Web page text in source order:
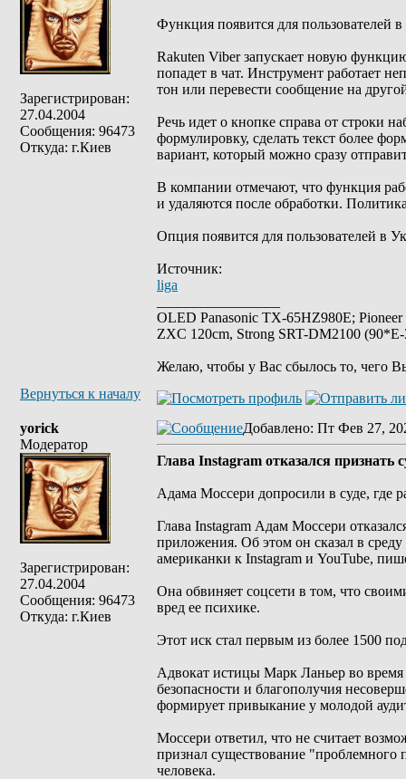
Зарегистрирован:
27.04.2004
Сообщения: 96473
Откуда: г.Киев
Функция появится для пользователей
Rakuten Viber запускает новую
попадет в чат. Инструмент работает
тон или перевести сообщение на
Речь идет о кнопке справа от строки
формулировку, сделать текст более
вариант, который можно сразу
В компании отмечают, что функция
и удаляются после обработки.
Опция появится для пользователей в
Источник:
liga
OLED Panasonic TX-65HZ980E;
ZXC 120cm, Strong SRT-DM2100
Желаю, чтобы у Вас сбылось то, чего
Вернуться к началу
yorick
Модератор
Зарегистрирован:
27.04.2004
Сообщения: 96473
Откуда: г.Киев
Добавлено: Пт Фев 27,
Глава Instagram отказался
Адама Моссери допросили в суде, где
Глава Instagram Адам Моссери
приложения. Об этом он сказал в
американки к Instagram и YouTube,
Она обвиняет соцсети в том, что
вред ее психике.
Этот иск стал первым из более 1500
Адвокат истицы Марк Ланьер во
безопасности и благополучия
формирует привыкание у молодой
Моссери ответил, что не считает
признал существование "проблемного
человека.